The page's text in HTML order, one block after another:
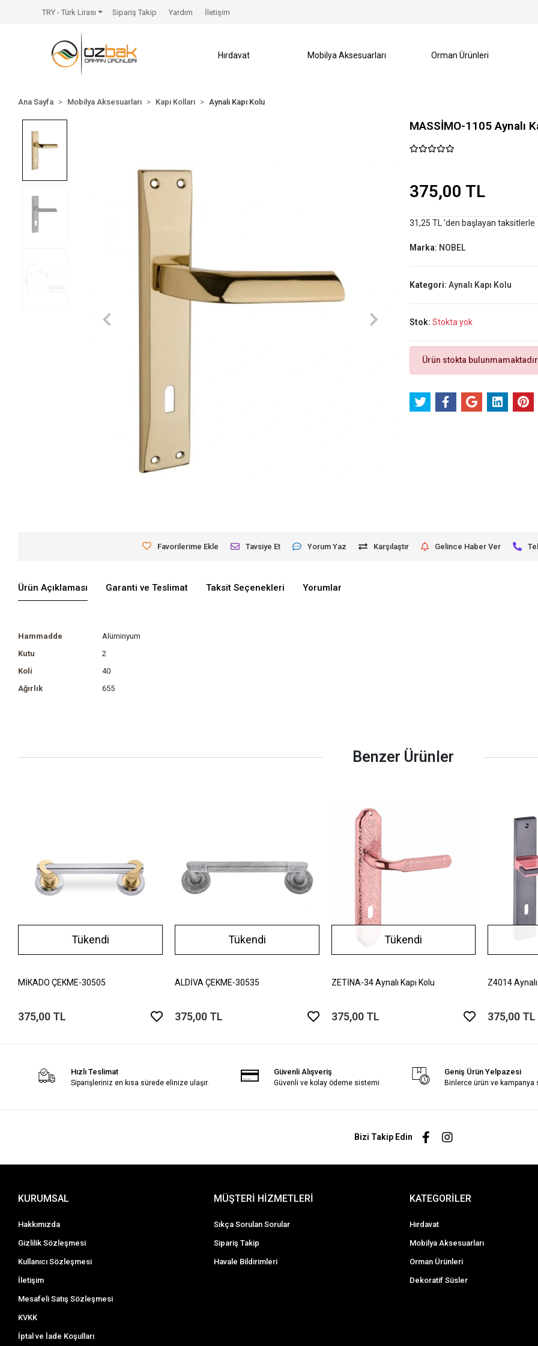
TRY - Türk Lirası Sipariş Takip Yardım İletişim
Hırdavat Mobilya Aksesuarları Orman Ürünleri
Ana Sayfa Mobilya Aksesuarları Kapı Kolları Aynalı Kapı Kolu
MASSİMO-1105 Aynalı
375,00 TL
31,25 TL 'den başlayan taksitlerle
Marka: NOBEL
Kategori: Aynalı Kapı Kolu
Stok: Stokta yok
Ürün stokta
Favorilerime Ekle Tavsiye Et Yorum Yaz Karşılaştır Gelince Haber Ver
Ürün Açıklaması Garanti ve Teslimat Taksit Seçenekleri Yorumlar
Hammadde
Alüminyum
Kutu
2
Koli
40
Ağırlık
655
Benzer Ürünler
Tükendi
MİKADO ÇEKME-30505
375,00 TL
Tükendi
ALDİVA ÇEKME-30535
375,00 TL
Tükendi
ZETİNA-34 Aynalı Kapı Kolu
375,00 TL
Z4014
375,00 TL
Hızlı Teslimat
Siparişleriniz en kısa sürede elinize ulaşır.
Güvenli Alışveriş
Güvenli ve kolay ödeme sistemi
Geniş Ürün Yelpazesi
Binlerce ürün ve kampanya
Bizi Takip Edin
KURUMSAL
Hakkımızda
Gizlilik Sözleşmesi
Kullanıcı Sözleşmesi
İletişim
Mesafeli Satış Sözleşmesi
KVKK
İptal ve İade Koşulları
MÜŞTERİ HİZMETLERİ
Sıkça Sorulan Sorular
Sipariş Takip
Havale Bildirimleri
KATEGORİLER
Hırdavat
Mobilya Aksesuarları
Orman Ürünleri
Dekoratif Süsler